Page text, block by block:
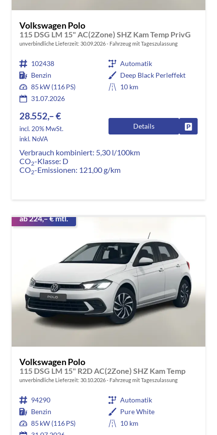
Volkswagen Polo
115 DSG LM 15" AC(2Zone) SHZ Kam Temp PrivG
unverbindliche Lieferzeit: 30.09.2026 Fahrzeug mit Tageszulassung
102438
Automatik
Benzin
Deep Black Perleffekt
85 kW (116 PS)
10 km
31.07.2026
28.552,– €
incl. 20% MwSt.
inkl. NoVA
Details
Verbrauch kombiniert: 5,30 l/100km
CO2-Klasse: D
CO2-Emissionen: 121,00 g/km
ab 224,– € mtl.
Volkswagen Polo
115 DSG LM 15" R2D AC(2Zone) SHZ Kam Temp
unverbindliche Lieferzeit: 30.10.2026 Fahrzeug mit Tageszulassung
94290
Automatik
Benzin
Pure White
85 kW (116 PS)
10 km